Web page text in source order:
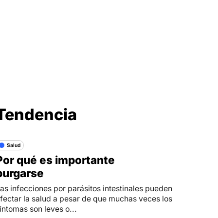
Salud
qué es importante
infecciones por parásitos intestinales pueden
la salud a pesar de que muchas veces los
son leves o...